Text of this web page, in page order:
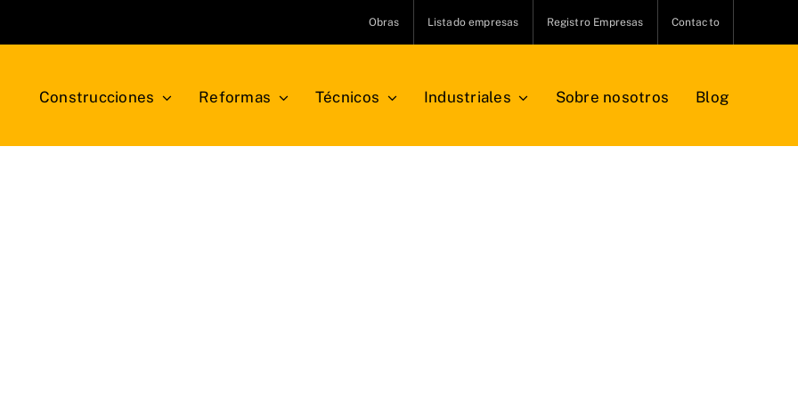
Obras Listado empresas Registro Empresas Contacto
Construcciones Reformas Técnicos Industriales Sobre nosotros Blog